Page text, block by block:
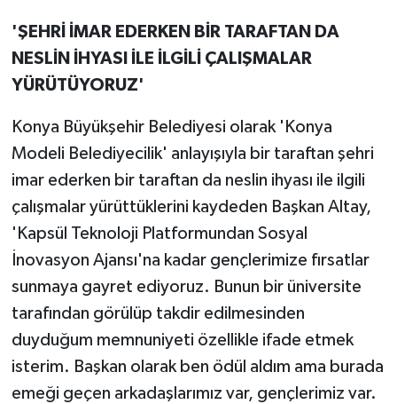
'ŞEHRİ İMAR EDERKEN BİR TARAFTAN DA
NESLİN İHYASI İLE İLGİLİ ÇALIŞMALAR
YÜRÜTÜYORUZ'
Konya Büyükşehir Belediyesi olarak 'Konya
Modeli Belediyecilik' anlayışıyla bir taraftan şehri
imar ederken bir taraftan da neslin ihyası ile ilgili
çalışmalar yürüttüklerini kaydeden Başkan Altay,
'Kapsül Teknoloji Platformundan Sosyal
İnovasyon Ajansı'na kadar gençlerimize fırsatlar
sunmaya gayret ediyoruz. Bunun bir üniversite
tarafından görülüp takdir edilmesinden
duyduğum memnuniyeti özellikle ifade etmek
isterim. Başkan olarak ben ödül aldım ama burada
emeği geçen arkadaşlarımız var, gençlerimiz var.